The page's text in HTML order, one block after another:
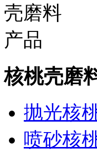
核桃壳磨
抛光核
喷砂核